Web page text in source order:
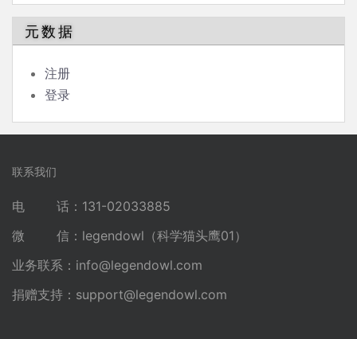
元数据
注册
登录
联系我们
电 话：131-02033885
微 信：legendowl（科学猫头鹰01）
业务联系： info@legendowl.com
捐赠支持： support@legendowl.com